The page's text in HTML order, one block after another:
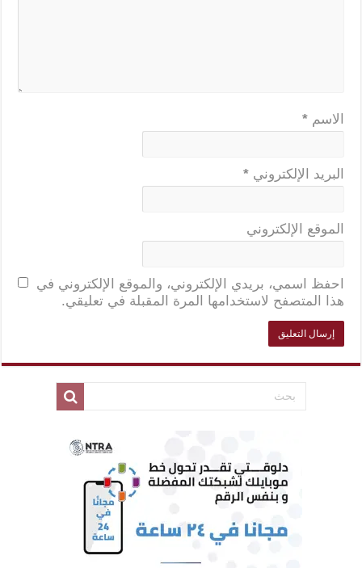
الاسم *
البريد الإلكتروني *
الموقع الإلكتروني
احفظ اسمي، بريدي الإلكتروني، والموقع الإلكتروني في
هذا المتصفح لاستخدامها المرة المقبلة في تعليقي.